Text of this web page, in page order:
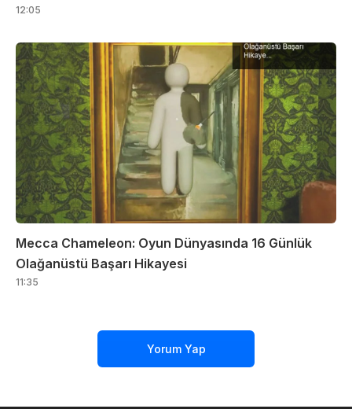
12:05
Mecca Chameleon: Oyun Dünyasında 16 Günlük
Olağanüstü Başarı Hikayesi
11:35
Yorum Yap